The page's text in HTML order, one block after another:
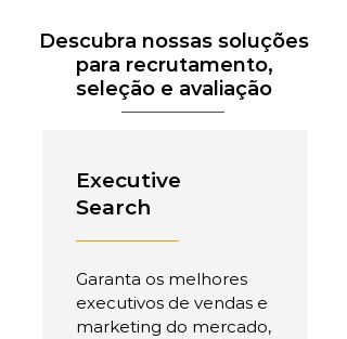
Descubra nossas soluções
para recrutamento,
seleção e avaliação
Executive
Search
Garanta os melhores
executivos de vendas e
marketing do mercado,